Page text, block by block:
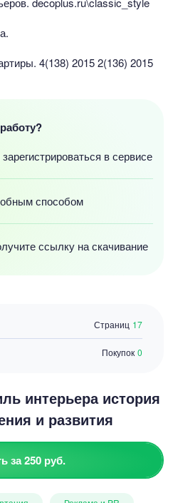
4(138) 2015 2(136) 2015
в сервисе
способом
ссылку на скачивание
Страниц 17
Покупок 0
интерьера история
и развития
за 250 руб.